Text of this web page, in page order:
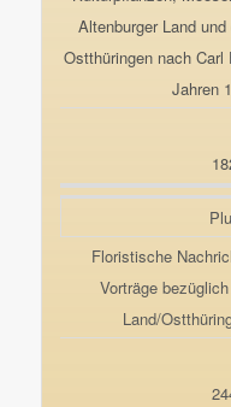
Altenburger Land
Ostthüringen nach Carl
Jahren
Floristische
Vorträge
Land/